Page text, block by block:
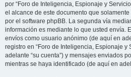
por “Foro de Inteligencia, Espionaje y
el alcance de este documento que
por el software phpBB. La segunda vía
información es mediante lo que usted envía.
envíos como usuario anónimo (de aquí en
registro en “Foro de Inteligencia, Espionaje y
adelante “su cuenta”) y mensajes enviados
mientras se haya identificado (de aquí en